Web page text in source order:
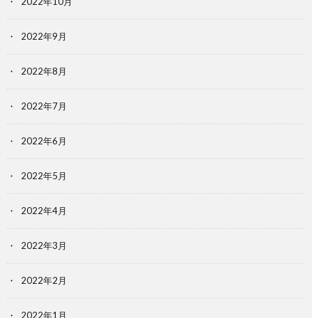
2022年9月
2022年8月
2022年7月
2022年6月
2022年5月
2022年4月
2022年3月
2022年2月
2022年1月